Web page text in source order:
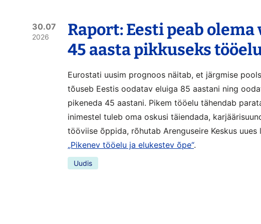
30.07
2026
Raport: Eesti peab olema
45 aasta pikkuseks
Eurostati uusim prognoos näitab, et järgmise
tõuseb Eestis oodatav eluiga 85 aastani ning
pikeneda 45 aastani. Pikem tööelu tähendab
inimestel tuleb oma oskusi täiendada,
tööviise õppida, rõhutab Arenguseire Keskus uues
„Pikenev tööelu ja elukestev õpe“.
Uudis